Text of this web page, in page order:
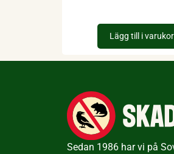
Lägg till i
Sedan 1986 har vi på